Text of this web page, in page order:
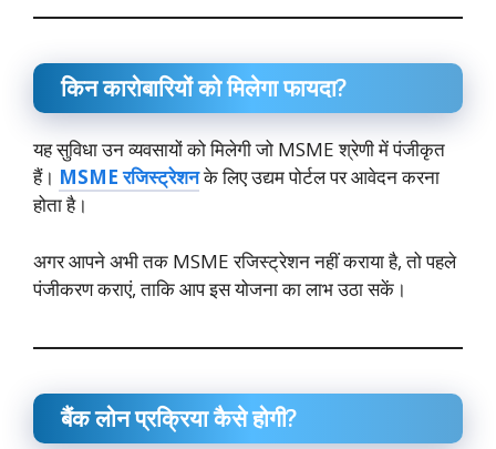
किन कारोबारियों को मिलेगा फायदा?
यह सुविधा उन व्यवसायों को मिलेगी जो MSME श्रेणी में पंजीकृत
हैं। MSME रजिस्ट्रेशनके लिए उद्यम पोर्टल पर आवेदन करना
होता है।
अगर आपने अभी तक MSME रजिस्ट्रेशन नहीं कराया है, तो पहले
पंजीकरण कराएं, ताकि आप इस योजना का लाभ उठा सकें।
बैंक लोन प्रक्रिया कैसे होगी?